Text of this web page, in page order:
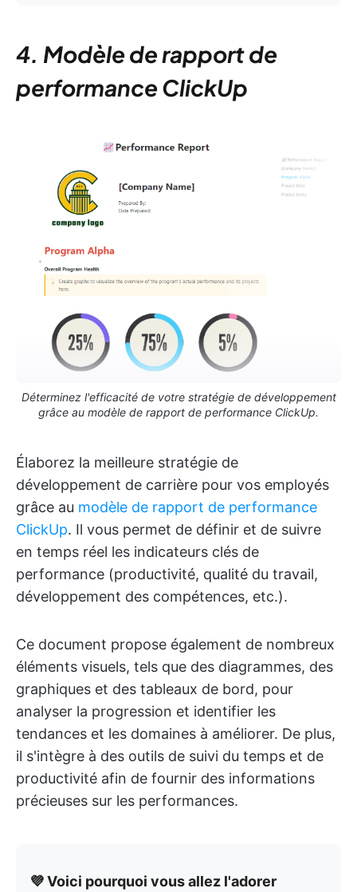
4. Modèle de rapport de
performance ClickUp
Déterminez l'efficacité de votre stratégie de développement
grâce au modèle de rapport de performance ClickUp.
Élaborez la meilleure stratégie de
développement de carrière pour vos employés
grâce au modèle de rapport de performance
ClickUp. Il vous permet de définir et de suivre
en temps réel les indicateurs clés de
performance (productivité, qualité du travail,
développement des compétences, etc.).
Ce document propose également de nombreux
éléments visuels, tels que des diagrammes, des
graphiques et des tableaux de bord, pour
analyser la progression et identifier les
tendances et les domaines à améliorer. De plus,
il s'intègre à des outils de suivi du temps et de
productivité afin de fournir des informations
précieuses sur les performances.
💜 Voici pourquoi vous allez l'adorer